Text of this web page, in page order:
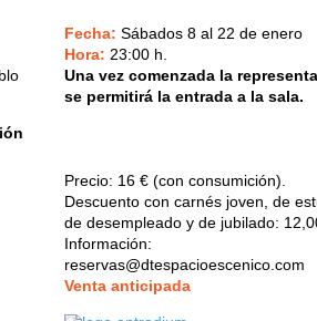
Fecha:Sábados8 al 22 de enero
Hora: 23:00 h.
Una vez comenzada la
se permitirá la entrada a la sala.
Precio: 16 € (con consumición)
Descuento con carnés joven, de
de desempleado y de jubilado:
Información:
reservas@dtespacioescenico.com
Venta anticipada